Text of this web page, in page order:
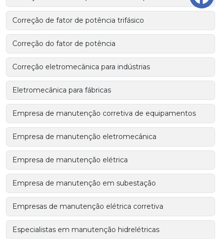
Correção de fator de potência trifásico
Correção do fator de potência
Correção eletromecânica para indústrias
Eletromecânica para fábricas
Empresa de manutenção corretiva de equipamentos
Empresa de manutenção eletromecânica
Empresa de manutenção elétrica
Empresa de manutenção em subestação
Empresas de manutenção elétrica corretiva
Especialistas em manutenção hidrelétricas